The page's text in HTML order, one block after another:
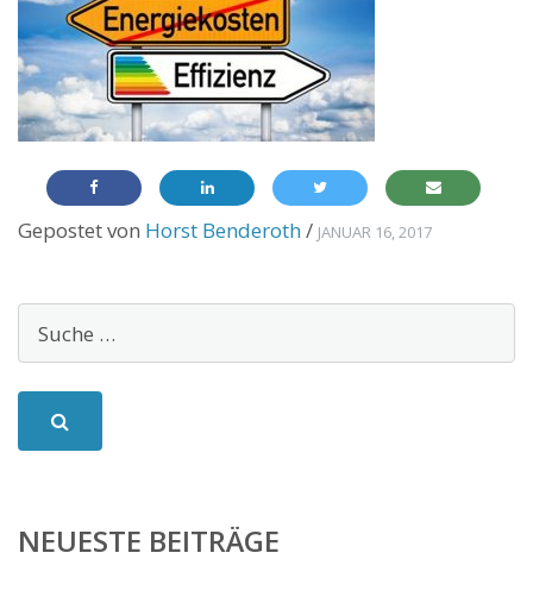
Gepostet von Horst Benderoth/ JANUAR 16, 2017
NEUESTE BEITRÄGE